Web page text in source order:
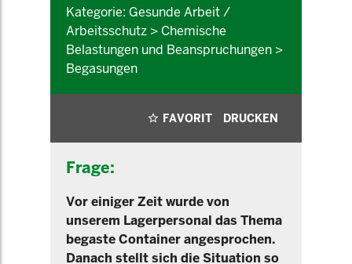
Kategorie: Gesunde Arbeit /
Arbeitsschutz > Chemische
Belastungen und Beanspruchungen >
Begasungen
FAVORIT DRUCKEN
Frage:
Vor einiger Zeit wurde von
unserem Lagerpersonal das Thema
begaste Container angesprochen.
Danach stellt sich die Situation so